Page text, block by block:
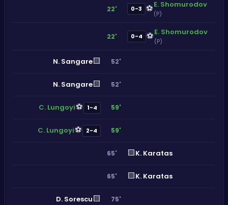
22' 0-3 ⚽E. Shomurodov
(P)
22' 0-4 ⚽E. Shomurodov
(P)
N. Sangare🟨 52'
N. Sangare🟨 52'
C. Lungoyi⚽ 1-4 59'
C. Lungoyi⚽ 2-4 59'
65' 🟨K. Karatas
65' 🟨K. Karatas
D. Sorescu🟨 75'